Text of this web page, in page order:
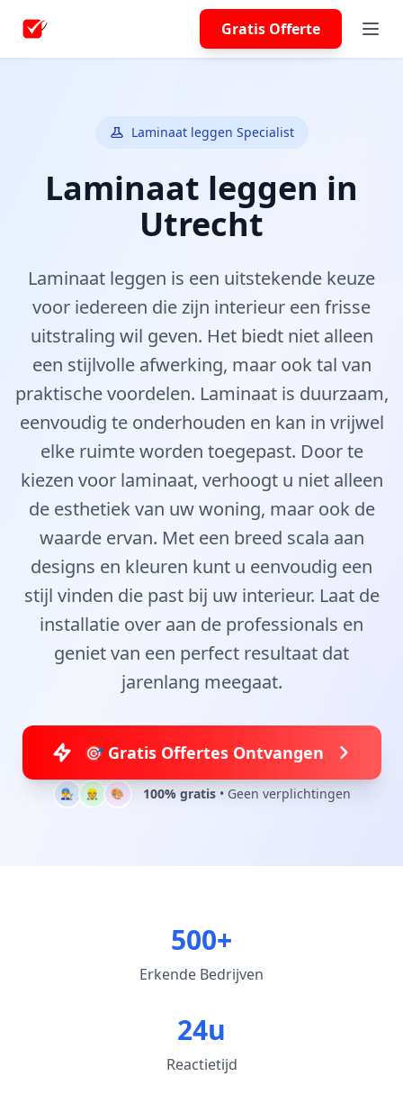
Gratis Offerte
Laminaat leggen Specialist
Laminaat leggen in
Utrecht
Laminaat leggen is een uitstekende keuze
voor iedereen die zijn interieur een frisse
uitstraling wil geven. Het biedt niet alleen
een stijlvolle afwerking, maar ook tal van
praktische voordelen. Laminaat is duurzaam,
eenvoudig te onderhouden en kan in vrijwel
elke ruimte worden toegepast. Door te
kiezen voor laminaat, verhoogt u niet alleen
de esthetiek van uw woning, maar ook de
waarde ervan. Met een breed scala aan
designs en kleuren kunt u eenvoudig een
stijl vinden die past bij uw interieur. Laat de
installatie over aan de professionals en
geniet van een perfect resultaat dat
jarenlang meegaat.
🎯 Gratis Offertes Ontvangen
👨‍🔧 👷 🎨 100% gratis• Geen verplichtingen
500+
Erkende Bedrijven
24u
Reactietijd